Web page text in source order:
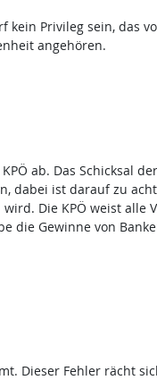
Privileg sein, das
angehören.
ab. Das Schicksal
dabei ist darauf zu
Die KPÖ weist alle
die Gewinne von
Dieser Fehler rächt